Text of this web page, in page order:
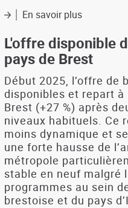
En savoir plussur
de
Brest.
Le
marché
immobilier
en
2024
:
du
marché
locatif
L'offre disponible
pays de Brest
Début 2025, l’offre de
disponibles et repart à
Brest (+27 %) après
niveaux habituels. Ce
moins dynamique et
une forte hausse de
métropole
stable en neuf malgré
programmes au sein
brestoise et du pays